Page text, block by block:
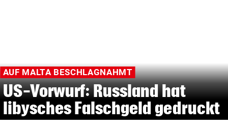
AUF MALTA BESCHLAGNAHMT
US-Vorwurf: Russland hat
libysches Falschgeld gedruckt